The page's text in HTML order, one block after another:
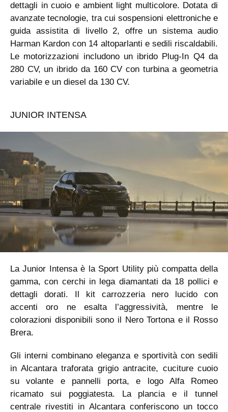
dettagli in cuoio e ambient light multicolore. Dotata di
avanzate tecnologie, tra cui sospensioni elettroniche e
guida assistita di livello 2, offre un sistema audio
Harman Kardon con 14 altoparlanti e sedili riscaldabili.
Le motorizzazioni includono un ibrido Plug-In Q4 da
280 CV, un ibrido da 160 CV con turbina a geometria
variabile e un diesel da 130 CV.
JUNIOR INTENSA
La Junior Intensa è la Sport Utility più compatta della
gamma, con cerchi in lega diamantati da 18 pollici e
dettagli dorati. Il kit carrozzeria nero lucido con
accenti oro ne esalta l’aggressività, mentre le
colorazioni disponibili sono il Nero Tortona e il Rosso
Brera.
Gli interni combinano eleganza e sportività con sedili
in Alcantara traforata grigio antracite, cuciture cuoio
su volante e pannelli porta, e logo Alfa Romeo
ricamato sui poggiatesta. La plancia e il tunnel
centrale rivestiti in Alcantara conferiscono un tocco